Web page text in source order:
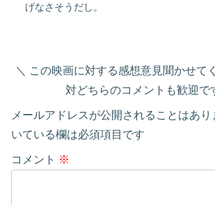
げなさそうだし。
この映画に対する感想意見聞かせて
対どちらのコメントも歓迎で
メールアドレスが公開されることはあり
いている欄は必須項目です
コメント ※